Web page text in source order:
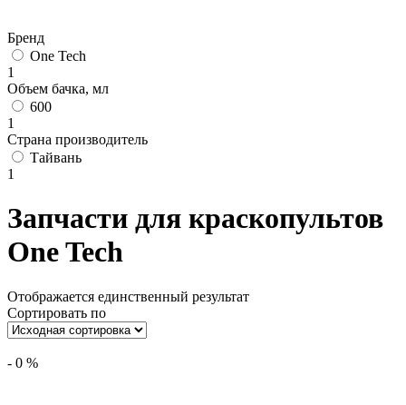
Бренд
One Tech
1
Объем бачка, мл
600
1
Страна производитель
Тайвань
1
Запчасти для краскопультов
One Tech
Отображается единственный результат
Сортировать по
- 0 %